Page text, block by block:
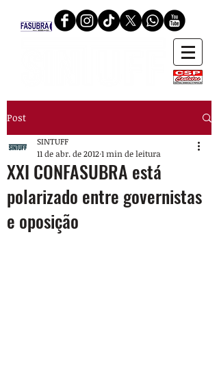
Post
XXI CONFASUBRA está
polarizado entre governistas
e oposição
SINTUFF
11 de abr. de 20121 min de leitura